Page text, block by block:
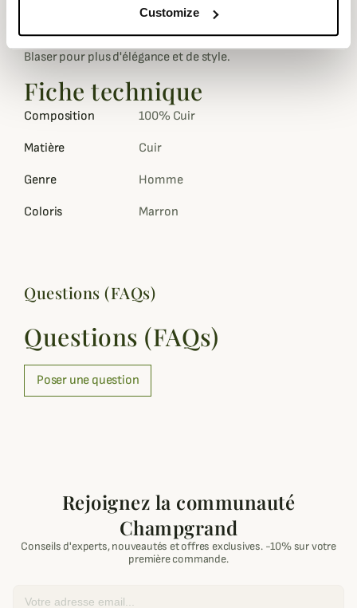
Customize
Elle est subtilement finie avec une gravure du logo Argali
Blaser pour plus d'élégance et de style.
Fiche technique
Composition 100% Cuir
Matière Cuir
Genre Homme
Coloris Marron
Questions (FAQs)
Questions (FAQs)
Poser une question
Rejoignez la communauté
Champgrand
Conseils d'experts, nouveautés et offres exclusives. -10% sur votre
première commande.